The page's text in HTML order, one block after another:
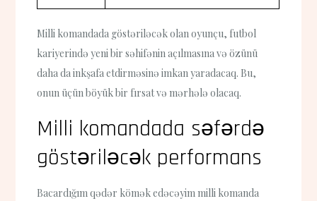
Milli komandada göstəriləcək olan oyunçu, futbol
kariyerində yeni bir səhifənin açılmasına və özünü
daha da inkşafa etdirməsinə imkan yaradacaq. Bu,
onun üçün böyük bir fırsat və mərhələ olacaq.
Milli komandada səfərdə
göstəriləcək performans
Bacardığım qədər kömək edəcəyim milli komanda